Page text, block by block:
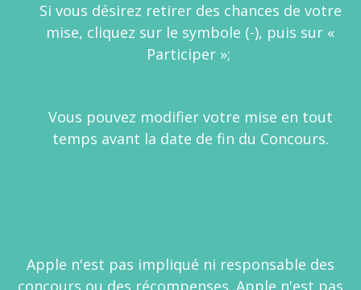
Si vous désirez retirer des chances de votre
mise, cliquez sur le symbole (-), puis sur «
Participer »;
Vous pouvez modifier votre mise en tout
temps avant la date de fin du Concours.
Apple n'est pas impliqué ni responsable des
concours ou des récompenses. Apple n'est pas